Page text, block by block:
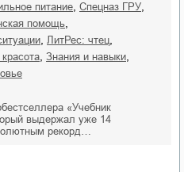
питание спецназ ГРУ
помощь
ЛитРес: чтец
красота знания и навыки
«Учебник
выдержал уже 14
рекорд…